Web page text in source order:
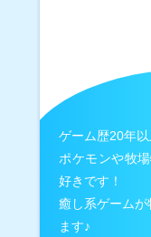
ゲーム歴20年以
ポケモンや牧
好きです！
癒し系ゲーム
ます♪